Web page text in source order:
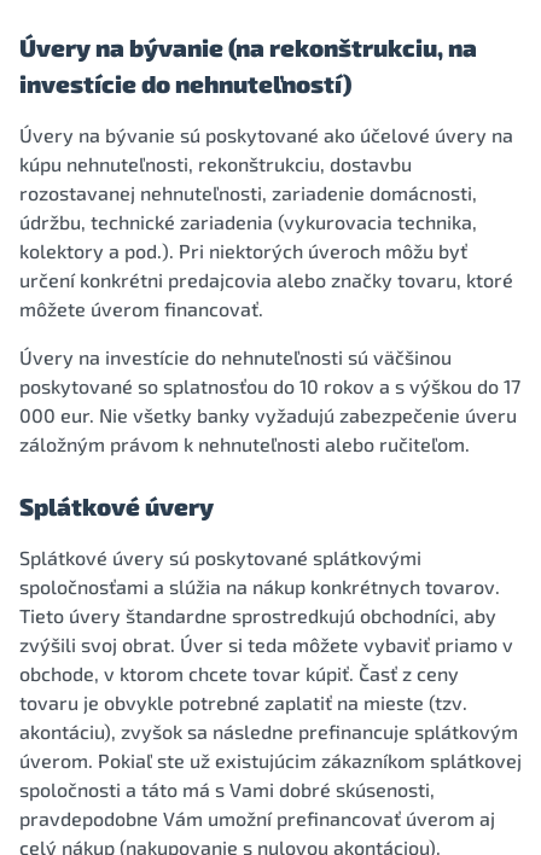
Úvery na bývanie (na rekonštrukciu, na
investície do nehnuteľností)
Úvery na bývanie sú poskytované ako účelové úvery na
kúpu nehnuteľnosti, rekonštrukciu, dostavbu
rozostavanej nehnuteľnosti, zariadenie domácnosti,
údržbu, technické zariadenia (vykurovacia technika,
kolektory a pod.). Pri niektorých úveroch môžu byť
určení konkrétni predajcovia alebo značky tovaru, ktoré
môžete úverom financovať.
Úvery na investície do nehnuteľnosti sú väčšinou
poskytované so splatnosťou do 10 rokov a s výškou do 17
000 eur. Nie všetky banky vyžadujú zabezpečenie úveru
záložným právom k nehnuteľnosti alebo ručiteľom.
Splátkové úvery
Splátkové úvery sú poskytované splátkovými
spoločnosťami a slúžia na nákup konkrétnych tovarov.
Tieto úvery štandardne sprostredkujú obchodníci, aby
zvýšili svoj obrat. Úver si teda môžete vybaviť priamo v
obchode, v ktorom chcete tovar kúpiť. Časť z ceny
tovaru je obvykle potrebné zaplatiť na mieste (tzv.
akontáciu), zvyšok sa následne prefinancuje splátkovým
úverom. Pokiaľ ste už existujúcim zákazníkom splátkovej
spoločnosti a táto má s Vami dobré skúsenosti,
pravdepodobne Vám umožní prefinancovať úverom aj
celý nákup (nakupovanie s nulovou akontáciou).